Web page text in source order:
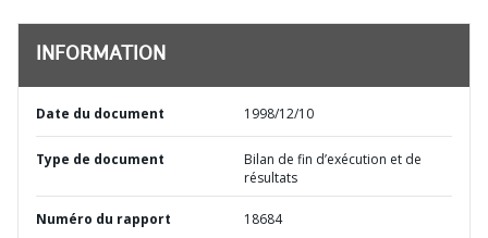
INFORMATION
Date du document 1998/12/10
Type de document
Bilan de fin d’exécution et de
résultats
Numéro du rapport 18684